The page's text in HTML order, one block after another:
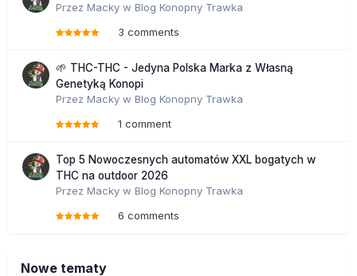
Przez Macky w Blog Konopny Trawka
3 comments
🌱 THC-THC - Jedyna Polska Marka z Własną
Genetyką Konopi
Przez Macky w Blog Konopny Trawka
1 comment
Top 5 Nowoczesnych automatów XXL bogatych w
THC na outdoor 2026
Przez Macky w Blog Konopny Trawka
6 comments
Nowe tematy